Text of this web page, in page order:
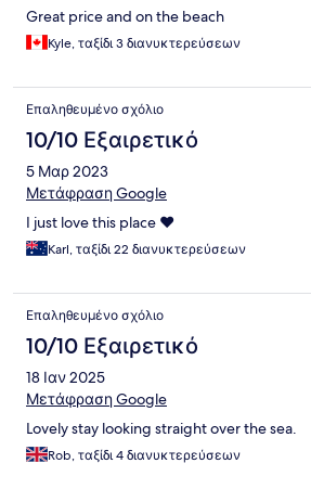
Great price and on the beach
Kyle, ταξίδι 3 διανυκτερεύσεων
Επαληθευμένο σχόλιο
10/10 Εξαιρετικό
5 Μαρ 2023
Μετάφραση Google
I just love this place ❤️
Karl, ταξίδι 22 διανυκτερεύσεων
Επαληθευμένο σχόλιο
10/10 Εξαιρετικό
18 Ιαν 2025
Μετάφραση Google
Lovely stay looking straight over the sea.
Rob, ταξίδι 4 διανυκτερεύσεων